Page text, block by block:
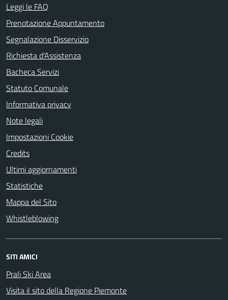
Leggi le FAQ
Prenotazione Appuntamento
Segnalazione Disservizio
Richiesta d'Assistenza
Bacheca Servizi
Statuto Comunale
Informativa privacy
Note legali
Impostazioni Cookie
Credits
Ultimi aggiornamenti
Statistiche
Mappa del Sito
Whistleblowing
SITI AMICI
Prali Ski Area
Visita il sito della Regione Piemonte